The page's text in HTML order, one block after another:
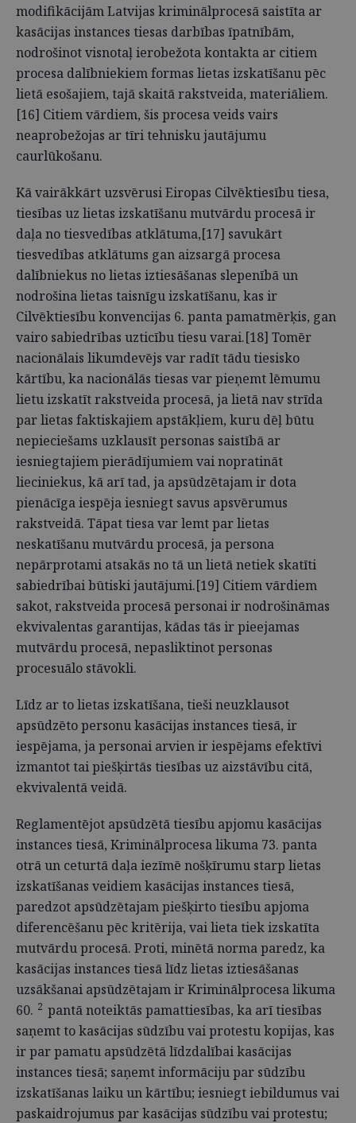
modifikācijām Latvijas kriminālprocesā saistīta ar
kasācijas instances tiesas darbības īpatnībām,
nodrošinot visnotaļ ierobežota kontakta ar citiem
procesa dalībniekiem formas lietas izskatīšanu pēc
lietā esošajiem, tajā skaitā rakstveida, materiāliem.
[16] Citiem vārdiem, šis procesa veids vairs
neaprobežojas ar tīri tehnisku jautājumu
caurlūkošanu.
Kā vairākkārt uzsvērusi Eiropas Cilvēktiesību tiesa,
tiesības uz lietas izskatīšanu mutvārdu procesā ir
daļa no tiesvedības atklātuma,[17] savukārt
tiesvedības atklātums gan aizsargā procesa
dalībniekus no lietas iztiesāšanas slepenībā un
nodrošina lietas taisnīgu izskatīšanu, kas ir
Cilvēktiesību konvencijas 6. panta pamatmērķis, gan
vairo sabiedrības uzticību tiesu varai.[18] Tomēr
nacionālais likumdevējs var radīt tādu tiesisko
kārtību, ka nacionālās tiesas var pieņemt lēmumu
lietu izskatīt rakstveida procesā, ja lietā nav strīda
par lietas faktiskajiem apstākļiem, kuru dēļ būtu
nepieciešams uzklausīt personas saistībā ar
iesniegtajiem pierādījumiem vai nopratināt
lieciniekus, kā arī tad, ja apsūdzētajam ir dota
pienācīga iespēja iesniegt savus apsvērumus
rakstveidā. Tāpat tiesa var lemt par lietas
neskatīšanu mutvārdu procesā, ja persona
nepārprotami atsakās no tā un lietā netiek skatīti
sabiedrībai būtiski jautājumi.[19] Citiem vārdiem
sakot, rakstveida procesā personai ir nodrošināmas
ekvivalentas garantijas, kādas tās ir pieejamas
mutvārdu procesā, nepasliktinot personas
procesuālo stāvokli.
Līdz ar to lietas izskatīšana, tieši neuzklausot
apsūdzēto personu kasācijas instances tiesā, ir
iespējama, ja personai arvien ir iespējams efektīvi
izmantot tai piešķirtās tiesības uz aizstāvību citā,
ekvivalentā veidā.
Reglamentējot apsūdzētā tiesību apjomu kasācijas
instances tiesā, Kriminālprocesa likuma 73. panta
otrā un ceturtā daļa iezīmē nošķīrumu starp lietas
izskatīšanas veidiem kasācijas instances tiesā,
paredzot apsūdzētajam piešķirto tiesību apjoma
diferencēšanu pēc kritērija, vai lieta tiek izskatīta
mutvārdu procesā. Proti, minētā norma paredz, ka
kasācijas instances tiesā līdz lietas iztiesāšanas
uzsākšanai apsūdzētajam ir Kriminālprocesa likuma
60. 2 pantā noteiktās pamattiesības, ka arī tiesības
saņemt to kasācijas sūdzību vai protestu kopijas, kas
ir par pamatu apsūdzētā līdzdalībai kasācijas
instances tiesā; saņemt informāciju par sūdzību
izskatīšanas laiku un kārtību; iesniegt iebildumus vai
paskaidrojumus par kasācijas sūdzību vai protestu;